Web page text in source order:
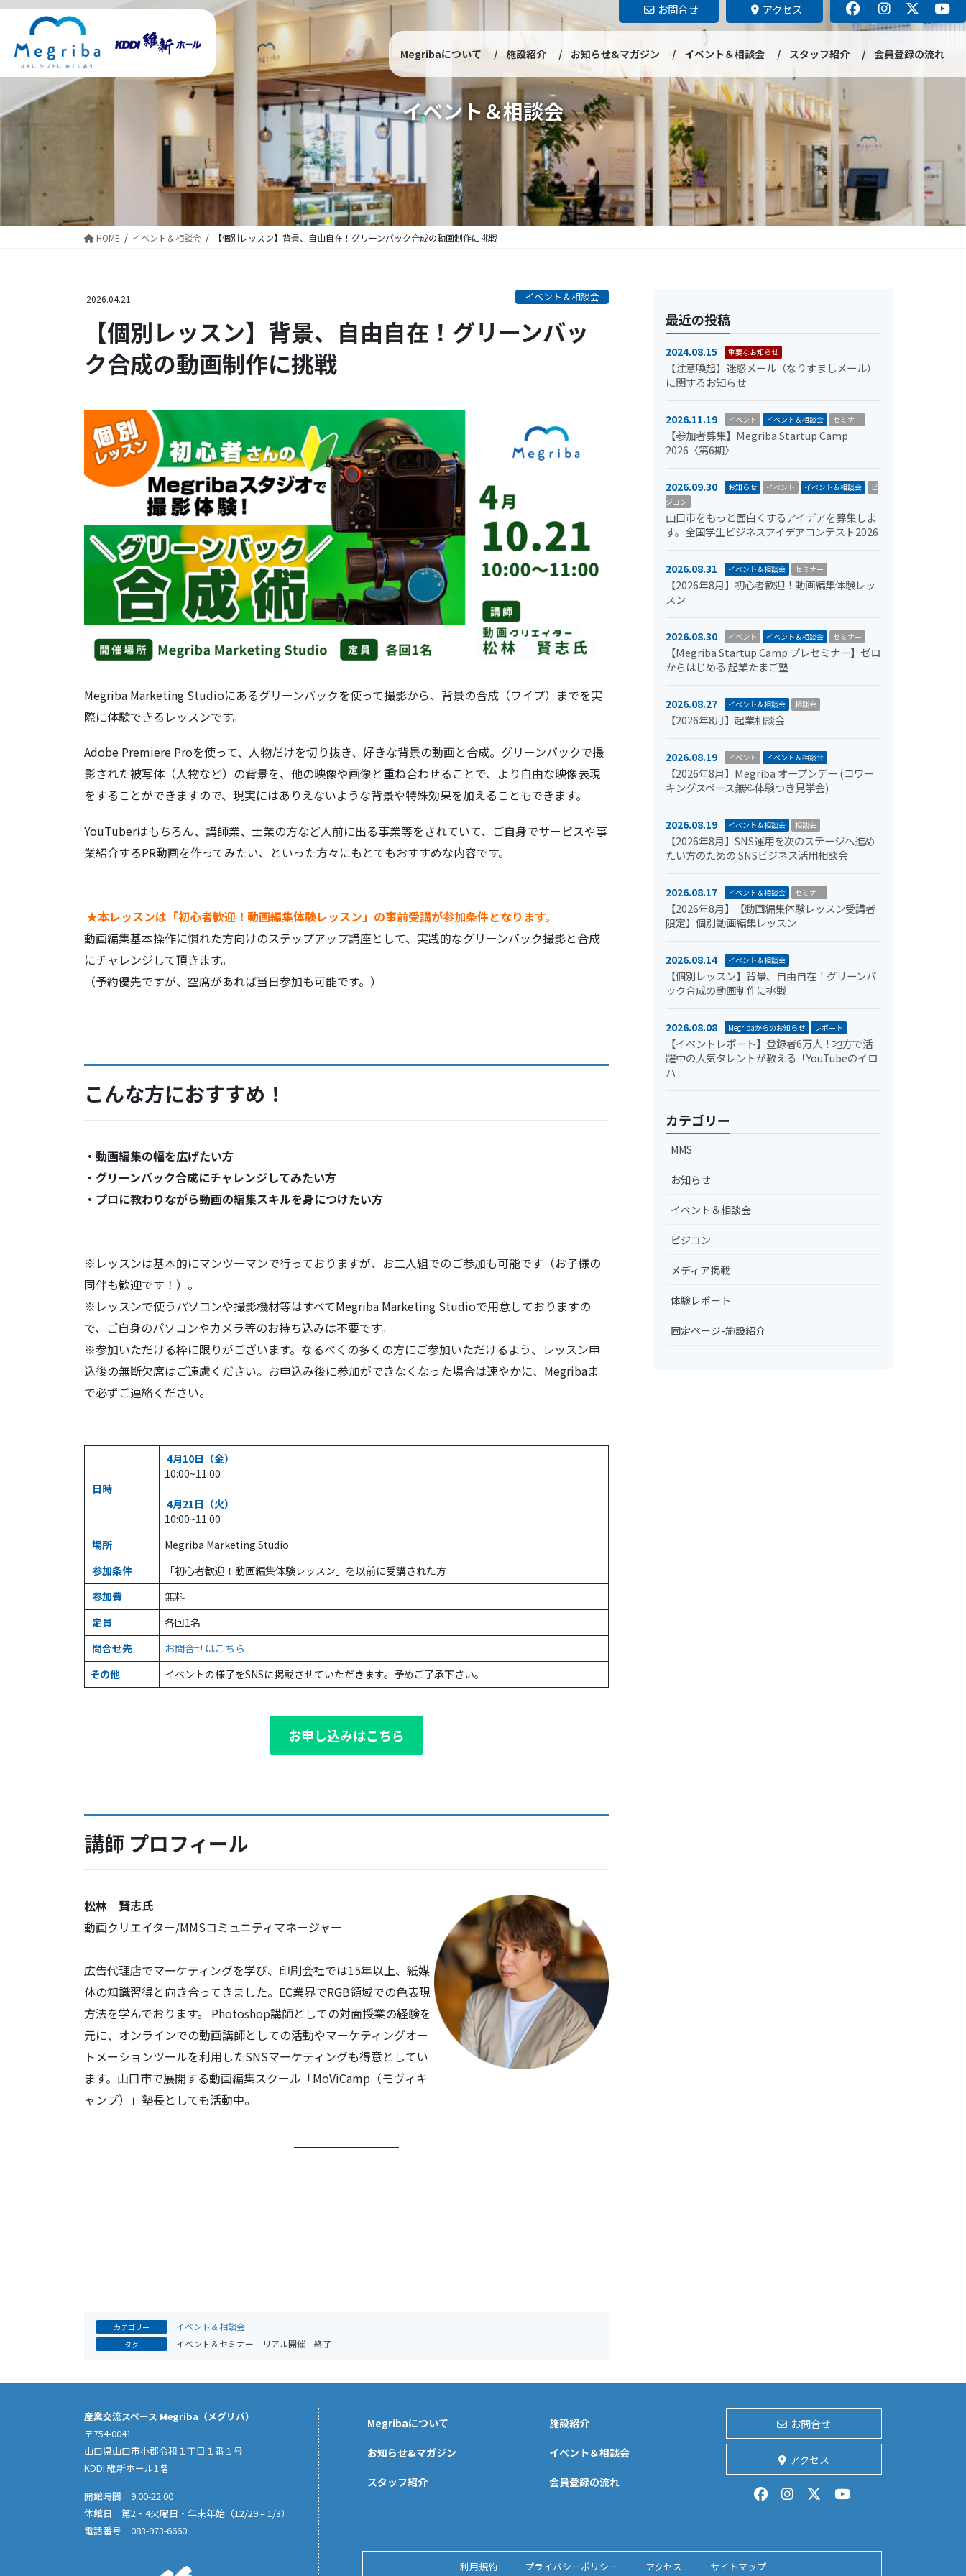
コ
ツ
移
ナ
シ
ン
お問合せ アクセス
Megribaについて 施設紹介 お知らせ&マガジン イベント＆相談会 スタッフ紹介 会員登録の流れ
イベント＆相談会
HOME イベント＆相談会 【個別レッスン】背景、自由自在！グリーンバック合成の動画制作に挑戦
2026.04.21 イベント＆相談会
【個別レッスン】背景、自由自在！グリーンバッ
ク合成の動画制作に挑戦
Megriba Marketing Studioにあるグリーンバックを使って撮影から、背景の合成（ワイプ）までを実
際に体験できるレッスンです。
Adobe Premiere Proを使って、人物だけを切り抜き、好きな背景の動画と合成。グリーンバックで撮
影された被写体（人物など）の背景を、他の映像や画像と重ね合わせることで、より自由な映像表現
をすることができますので、現実にはありえないような背景や特殊効果を加えることもできます。
YouTuberはもちろん、講師業、士業の方など人前に出る事業等をされていて、ご自身でサービスや事
業紹介するPR動画を作ってみたい、といった方々にもとてもおすすめな内容です。
★本レッスンは「初心者歓迎！動画編集体験レッスン」の事前受講が参加条件となります。
動画編集基本操作に慣れた方向けのステップアップ講座として、実践的なグリーンバック撮影と合成
にチャレンジして頂きます。
（予約優先ですが、空席があれば当日参加も可能です。）
こんな方におすすめ！
・動画編集の幅を広げたい方
・グリーンバック合成にチャレンジしてみたい方
・プロに教わりながら動画の編集スキルを身につけたい方
※レッスンは基本的にマンツーマンで行っておりますが、お二人組でのご参加も可能です（お子様の
同伴も歓迎です！）。
※レッスンで使うパソコンや撮影機材等はすべてMegriba Marketing Studioで用意しておりますの
で、ご自身のパソコンやカメラ等のお持ち込みは不要です。
※参加いただける枠に限りがございます。なるべくの多くの方にご参加いただけるよう、レッスン申
込後の無断欠席はご遠慮ください。お申込み後に参加ができなくなった場合は速やかに、Megribaま
で必ずご連絡ください。
日時
4月10日（金）
10:00~11:00
4月21日（火）
10:00~11:00
場所
Megriba Marketing Studio
参加条件
「初心者歓迎！動画編集体験レッスン」を以前に受講された方
参加費
無料
定員
各回1名
問合せ先
お問合せはこちら
その他
イベントの様子をSNSに掲載させていただきます。予めご了承下さい。
お申し込みはこちら
講師 プロフィール
松林 賢志氏
動画クリエイター/MMSコミュニティマネージャー
広告代理店でマーケティングを学び、印刷会社では15年以上、紙媒
体の知識習得と向き合ってきました。EC業界でRGB領域での色表現
方法を学んでおります。 Photoshop講師としての対面授業の経験を
元に、オンラインでの動画講師としての活動やマーケティングオー
トメーションツールを利用したSNSマーケティングも得意としてい
ます。山口市で展開する動画編集スクール「MoViCamp（モヴィキ
ャンプ）」塾長としても活動中。
カテゴリー イベント＆相談会
タグ イベント＆セミナー リアル開催 終了
最近の投稿
2024.08.15 重要なお知らせ
【注意喚起】迷惑メール（なりすましメール）
に関するお知らせ
2026.11.19 イベント イベント＆相談会 セミナー
【参加者募集】Megriba Startup Camp
2026〈第6期〉
2026.09.30 お知らせ イベント イベント＆相談会
ビ
ジコン
山口市をもっと面白くするアイデアを募集しま
す。全国学生ビジネスアイデアコンテスト2026
2026.08.31 イベント＆相談会 セミナー
【2026年8月】初心者歓迎！動画編集体験レッ
スン
2026.08.30 イベント イベント＆相談会 セミナー
【Megriba Startup Camp プレセミナー】ゼロ
からはじめる 起業たまご塾
2026.08.27 イベント＆相談会 相談会
【2026年8月】起業相談会
2026.08.19 イベント イベント＆相談会
【2026年8月】Megriba オープンデー (コワー
キングスペース無料体験つき見学会)
2026.08.19 イベント＆相談会 相談会
【2026年8月】SNS運用を次のステージへ進め
たい方のための SNSビジネス活用相談会
2026.08.17 イベント＆相談会 セミナー
【2026年8月】【動画編集体験レッスン受講者
限定】個別動画編集レッスン
2026.08.14 イベント＆相談会
【個別レッスン】背景、自由自在！グリーンバ
ック合成の動画制作に挑戦
2026.08.08 Megribaからのお知らせ レポート
【イベントレポート】登録者6万人！地方で活
躍中の人気タレントが教える「YouTubeのイロ
ハ」
カテゴリー
MMS
お知らせ
イベント＆相談会
ビジコン
メディア掲載
体験レポート
固定ページ-施設紹介
産業交流スペース Megriba（メグリバ）
〒754-0041
山口県山口市小郡令和１丁目１番１号
KDDI 維新ホール1階
開館時間 9:00-22:00
休館日 第2・4火曜日・年末年始（12/29 – 1/3）
電話番号 083-973-6660
Megribaについて 施設紹介
お知らせ&マガジン イベント＆相談会
スタッフ紹介 会員登録の流れ
お問合せ
アクセス
利用規約 プライバシーポリシー アクセス サイトマップ